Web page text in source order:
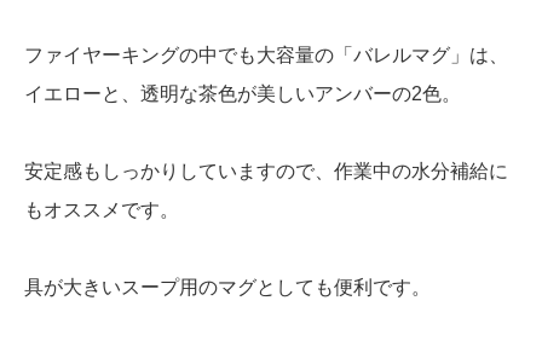
ファイヤーキングの中でも大容量の「バレルマグ」は、
イエローと、透明な茶色が美しいアンバーの2色。
安定感もしっかりしていますので、作業中の水分補給に
もオススメです。
具が大きいスープ用のマグとしても便利です。